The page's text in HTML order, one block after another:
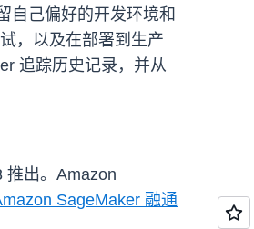
自己偏好的开发环境和
，以及在部署到生产
追踪历史记录，并从
推出。Amazon
SageMaker 融通